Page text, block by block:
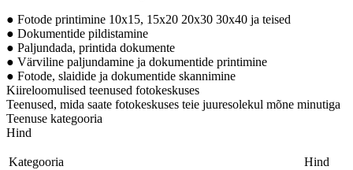
● Fotode printimine 10x15, 15x20 20x30 30x40 ja teised
● Dokumentide pildistamine
● Paljundada, printida dokumente
● Värviline paljundamine ja dokumentide printimine
● Fotode, slaidide ja dokumentide skannimine
Kiireloomulised teenused fotokeskuses
Teenused, mida saate fotokeskuses teie juuresolekul mõne minutiga
Teenuse kategooria
Hind
Kategooria
Hind